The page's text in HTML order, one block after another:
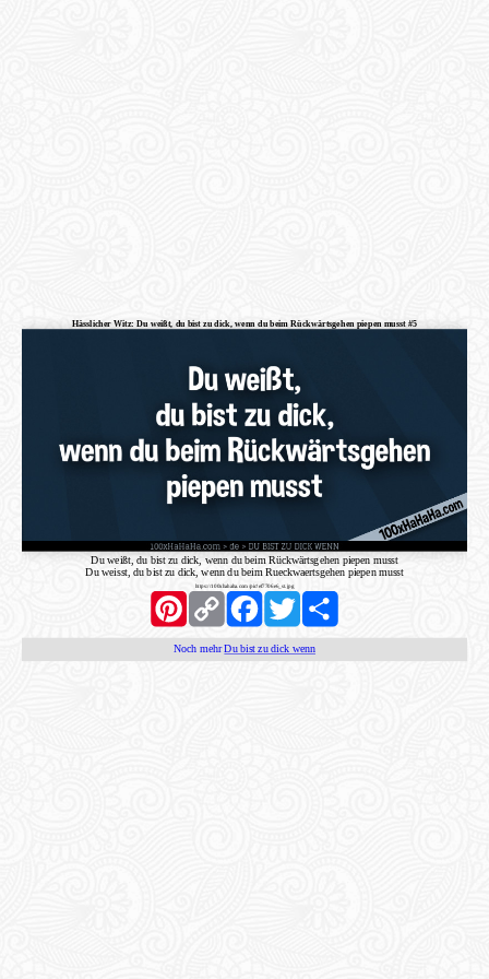
Hässlicher Witz: Du weißt, du bist zu dick, wenn du beim Rückwärtsgehen piepen musst #5
Du weißt, du bist zu dick, wenn du beim Rückwärtsgehen piepen musst
Du weisst, du bist zu dick, wenn du beim Rueckwaertsgehen piepen musst
https://100xhahaha.com/pic!ef7706e6_st.jpg
PinterestCopy
Link
FacebookTwitter Share
Noch mehrDu bist zu dick wenn